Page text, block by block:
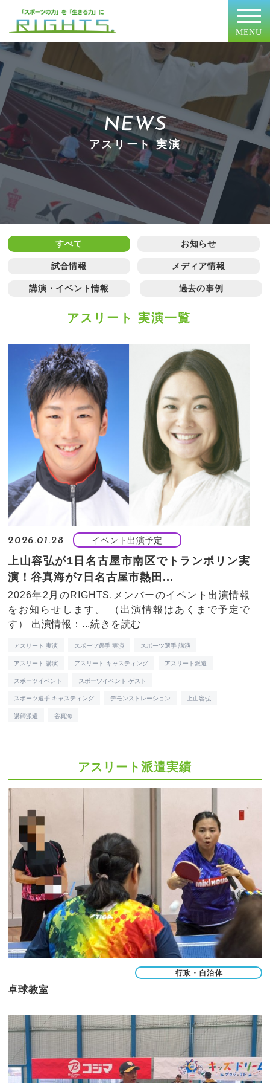
MENU
NEWS
アスリート 実演
すべて お知らせ
試合情報 メディア情報
講演・イベント情報 過去の事例
アスリート 実演一覧
2026.01.28 イベント出演予定
上山容弘が1日名古屋市南区でトランポリン実
演！谷真海が7日名古屋市熱田...
2026年2月のRIGHTS.メンバーのイベント出演情報
をお知らせします。 （出演情報はあくまで予定で
す） 出演情報：...続きを読む
アスリート 実演 スポーツ選手 実演 スポーツ選手 講演
アスリート 講演 アスリート キャスティング アスリート派遣
スポーツイベント スポーツイベント ゲスト
スポーツ選手 キャスティング デモンストレーション 上山容弘
講師派遣 谷真海
アスリート派遣実績
行政・自治体
卓球教室